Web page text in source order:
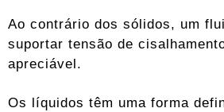
Ao contrário dos sólidos, um
suportar tensão de
apreciável.
Os líquidos têm uma forma